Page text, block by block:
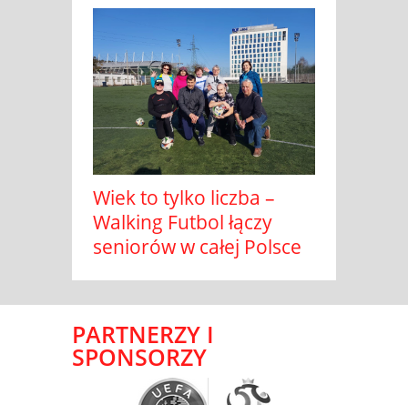
Wiek to tylko liczba –
Walking Futbol łączy
seniorów w całej Polsce
PARTNERZY I
SPONSORZY